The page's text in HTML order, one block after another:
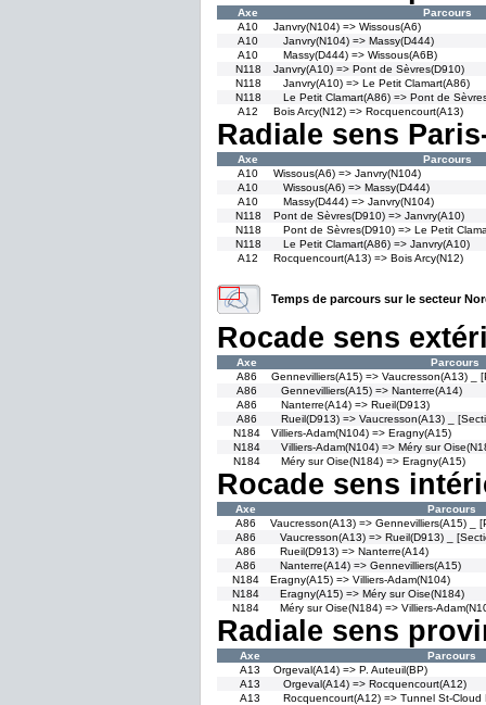
Axe
Parcours
A10
Janvry(N104) => Wissous(A6)
A10
Janvry(N104) => Massy(D444)
A10
Massy(D444) => Wissous(A6B)
N118
Janvry(A10) => Pont de Sèvres(D910)
N118
Janvry(A10) => Le Petit Clamart(A86)
N118
Le Petit Clamart(A86) => Pont de
A12
Bois Arcy(N12) => Rocquencourt(A13)
Radiale sens
Axe
Parcours
A10
Wissous(A6) => Janvry(N104)
A10
Wissous(A6) => Massy(D444)
A10
Massy(D444) => Janvry(N104)
N118
Pont de Sèvres(D910) => Janvry(A10)
N118
Pont de Sèvres(D910) => Le Petit
N118
Le Petit Clamart(A86) => Janvry(A10)
A12
Rocquencourt(A13) => Bois Arcy(N12)
Temps de parcours sur le secteur
Rocade sens
Axe
Parcours
A86
Gennevilliers(A15) => Vaucresson(A13) _
A86
Gennevilliers(A15) => Nanterre(A14)
A86
Nanterre(A14) => Rueil(D913)
A86
Rueil(D913) => Vaucresson(A13) _
N184
Villiers-Adam(N104) => Eragny(A15)
N184
Villiers-Adam(N104) => Méry sur
N184
Méry sur Oise(N184) => Eragny(A15)
Rocade sens
Axe
Parcours
A86
Vaucresson(A13) => Gennevilliers(A15) _
A86
Vaucresson(A13) => Rueil(D913) _
A86
Rueil(D913) => Nanterre(A14)
A86
Nanterre(A14) => Gennevilliers(A15)
N184
Eragny(A15) => Villiers-Adam(N104)
N184
Eragny(A15) => Méry sur Oise(N184)
N184
Méry sur Oise(N184) => Villiers-
Radiale sens
Axe
Parcours
A13
Orgeval(A14) => P. Auteuil(BP)
A13
Orgeval(A14) => Rocquencourt(A12)
A13
Rocquencourt(A12) => Tunnel St-Cloud